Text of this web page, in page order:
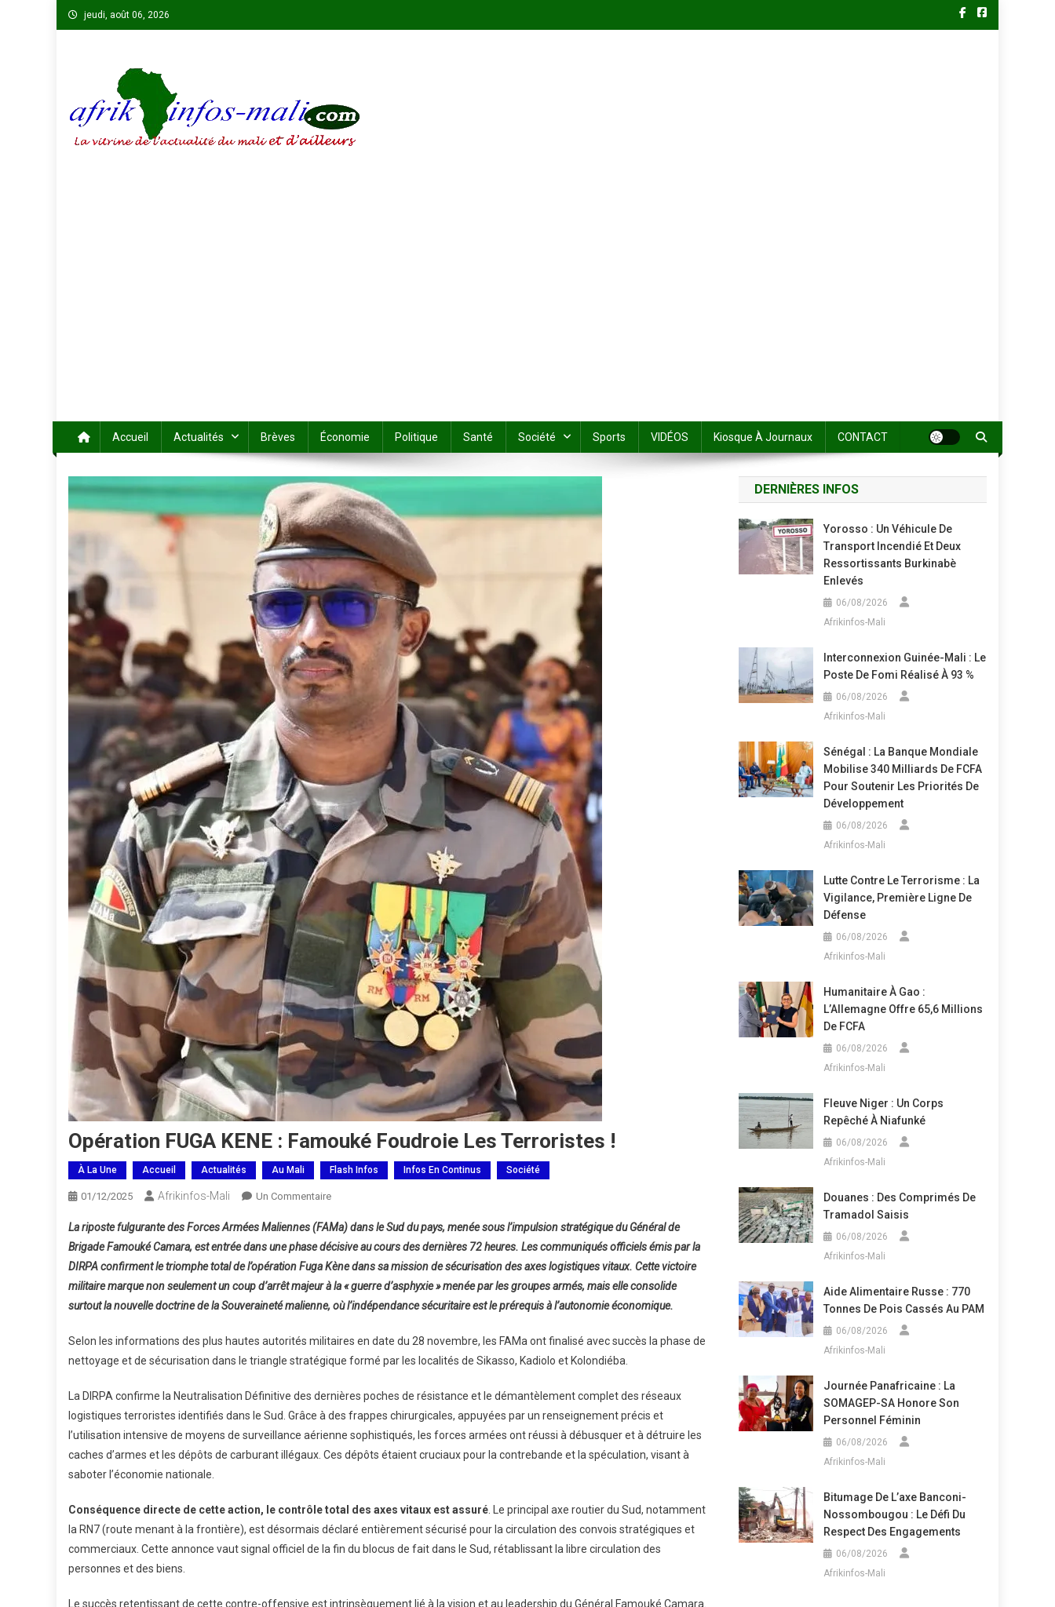
Skip
to
jeudi, août 06, 2026
Accueil Actualités Brèves Économie Politique Santé Société Sports VIDÉOS Kiosque À Journaux CONTACT
Opération FUGA KENE : Famouké Foudroie Les Terroristes !
À La Une Accueil Actualités Au Mali Flash Infos Infos En Continus Société
01/12/2025 Afrikinfos-Mali Un CommentaireSur
FUGA
KENE :
Famouké
Foudroie
Les
La riposte fulgurante des Forces Armées Maliennes (FAMa) dans le Sud du pays, menée sous l’impulsion stratégique du Général de
Brigade Famouké Camara, est entrée dans une phase décisive au cours des dernières 72 heures. Les communiqués officiels émis par la
DIRPA confirment le triomphe total de l’opération Fuga Kène dans sa mission de sécurisation des axes logistiques vitaux. Cette victoire
militaire marque non seulement un coup d’arrêt majeur à la « guerre d’asphyxie » menée par les groupes armés, mais elle consolide
surtout la nouvelle doctrine de la Souveraineté malienne, où l’indépendance sécuritaire est le prérequis à l’autonomie économique.
Selon les informations des plus hautes autorités militaires en date du 28 novembre, les FAMa ont finalisé avec succès la phase de
nettoyage et de sécurisation dans le triangle stratégique formé par les localités de Sikasso, Kadiolo et Kolondiéba.
La DIRPA confirme la Neutralisation Définitive des dernières poches de résistance et le démantèlement complet des réseaux
logistiques terroristes identifiés dans le Sud. Grâce à des frappes chirurgicales, appuyées par un renseignement précis et
l’utilisation intensive de moyens de surveillance aérienne sophistiqués, les forces armées ont réussi à débusquer et à détruire les
caches d’armes et les dépôts de carburant illégaux. Ces dépôts étaient cruciaux pour la contrebande et la spéculation, visant à
saboter l’économie nationale.
Conséquence directe de cette action, le contrôle total des axes vitaux est assuré . Le principal axe routier du Sud, notamment
la RN7 (route menant à la frontière), est désormais déclaré entièrement sécurisé pour la circulation des convois stratégiques et
commerciaux. Cette annonce vaut signal officiel de la fin du blocus de fait dans le Sud, rétablissant la libre circulation des
personnes et des biens.
Le succès retentissant de cette contre-offensive est intrinsèquement lié à la vision et au leadership du Général Famouké Camara.
DERNIÈRES INFOS
Yorosso : Un Véhicule De
Transport Incendié Et Deux
Ressortissants Burkinabè
Enlevés
06/08/2026
Afrikinfos-Mali
Interconnexion Guinée-Mali : Le
Poste De Fomi Réalisé À 93 %
06/08/2026
Afrikinfos-Mali
Sénégal : La Banque Mondiale
Mobilise 340 Milliards De FCFA
Pour Soutenir Les Priorités De
Développement
06/08/2026
Afrikinfos-Mali
Lutte Contre Le Terrorisme : La
Vigilance, Première Ligne De
Défense
06/08/2026
Afrikinfos-Mali
Humanitaire À Gao :
L’Allemagne Offre 65,6 Millions
De FCFA
06/08/2026
Afrikinfos-Mali
Fleuve Niger : Un Corps
Repêché À Niafunké
06/08/2026
Afrikinfos-Mali
Douanes : Des Comprimés De
Tramadol Saisis
06/08/2026
Afrikinfos-Mali
Aide Alimentaire Russe : 770
Tonnes De Pois Cassés Au PAM
06/08/2026
Afrikinfos-Mali
Journée Panafricaine : La
SOMAGEP-SA Honore Son
Personnel Féminin
06/08/2026
Afrikinfos-Mali
Bitumage De L’axe Banconi-
Nossombougou : Le Défi Du
Respect Des Engagements
06/08/2026
Afrikinfos-Mali